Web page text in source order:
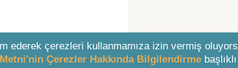
ederek çerezleri kullanmamıza izin vermiş
Çerezler Hakkında Bilgilendirme